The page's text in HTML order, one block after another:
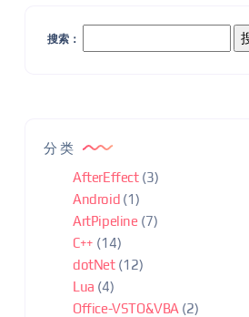
搜索：
分类
AfterEffect(3)
Android (1)
ArtPipeline (7)
C++ (14)
dotNet(12)
Lua (4)
Office-VSTO&VBA (2)